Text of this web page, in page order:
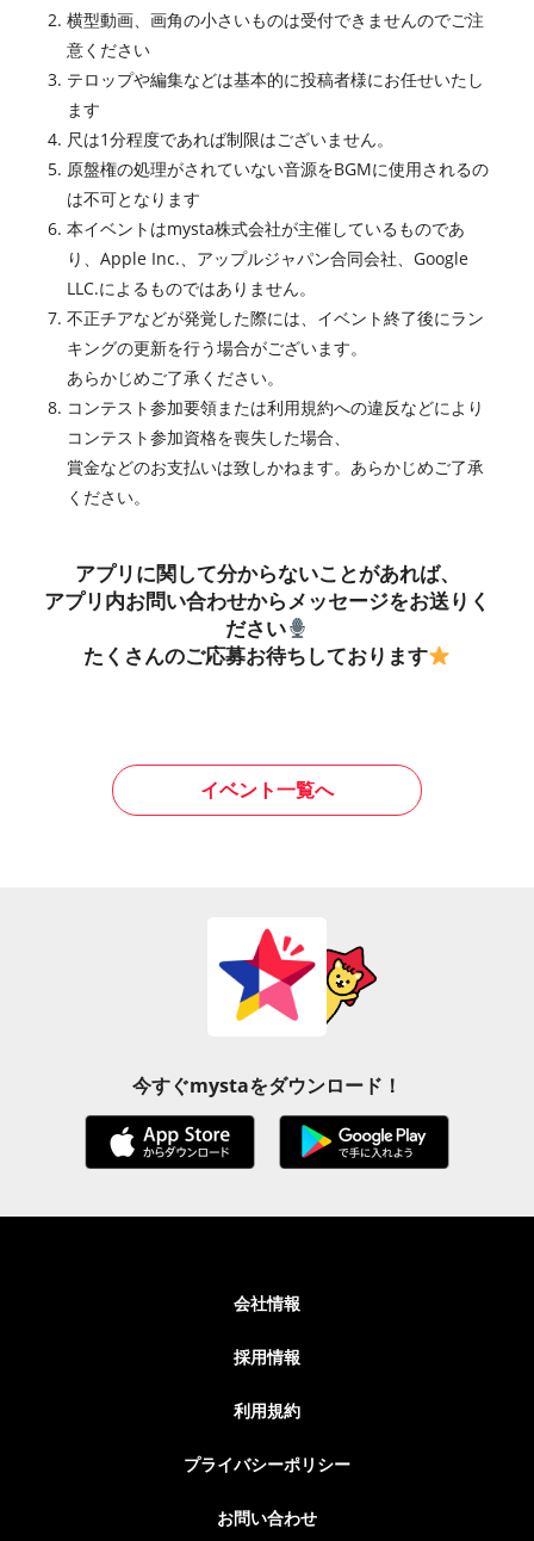
横型動画、画角の小さいものは受付できませんのでご注
意ください
テロップや編集などは基本的に投稿者様にお任せいたし
ます
尺は1分程度であれば制限はございません。
原盤権の処理がされていない音源をBGMに使用されるの
は不可となります
本イベントはmysta株式会社が主催しているものであ
り、Apple Inc.、アップルジャパン合同会社、Google
LLC.によるものではありません。
不正チアなどが発覚した際には、イベント終了後にラン
キングの更新を行う場合がございます。
あらかじめご了承ください。
コンテスト参加要領または利用規約への違反などにより
コンテスト参加資格を喪失した場合、
賞金などのお支払いは致しかねます。あらかじめご了承
ください。
アプリに関して分からないことがあれば、
アプリ内お問い合わせからメッセージをお送りく
ださい
たくさんのご応募お待ちしております
イベント一覧へ
今すぐmystaをダウンロード！
会社情報
採用情報
利用規約
プライバシーポリシー
お問い合わせ